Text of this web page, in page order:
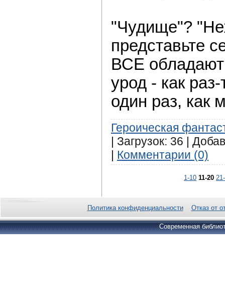
"Чудище"?
представьте
ВСЕ
урод - как раз-
один раз, как
Героическая
| Загрузок: 36 |
| Комментарии (0)
1-10 11-20
Политика конфиденциальности Отказ от
Современная